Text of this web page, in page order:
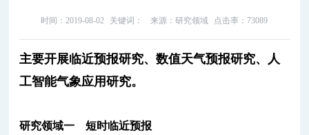
时间：2019-08-02 关键词： 来源：研究领域 点击率：73089
主要开展临近预报研究、数值天气预报研究、人
工智能气象应用研究。
研究领域一 短时临近预报